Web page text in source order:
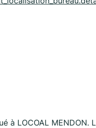
à LOCOAL MENDON.